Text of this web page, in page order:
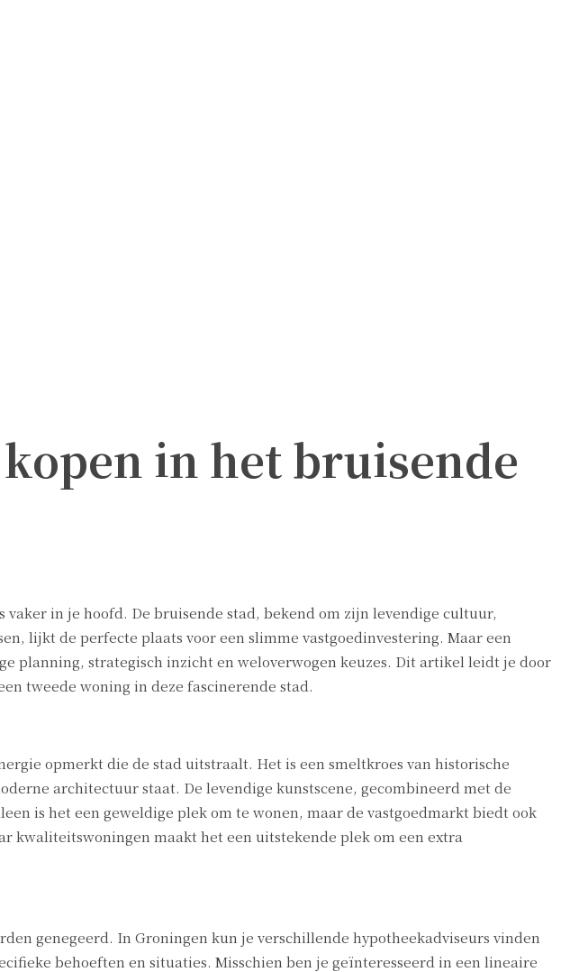
in het bruisende
in je hoofd. De bruisende stad, bekend om zijn levendige cultuur,
lijkt de perfecte plaats voor een slimme vastgoedinvestering. Maar een
planning, strategisch inzicht en weloverwogen keuzes. Dit artikel leidt je door
tweede woning in deze fascinerende stad.
opmerkt die de stad uitstraalt. Het is een smeltkroes van historische
architectuur staat. De levendige kunstscene, gecombineerd met de
is het een geweldige plek om te wonen, maar de vastgoedmarkt biedt ook
kwaliteitswoningen maakt het een uitstekende plek om een extra
genegeerd. In Groningen kun je verschillende hypotheekadviseurs vinden
behoeften en situaties. Misschien ben je geïnteresseerd in een lineaire